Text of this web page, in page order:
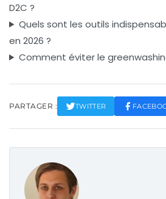
D2C ?
Quels sont les outils
en 2026 ?
Comment éviter le
PARTAGER : TWITTER